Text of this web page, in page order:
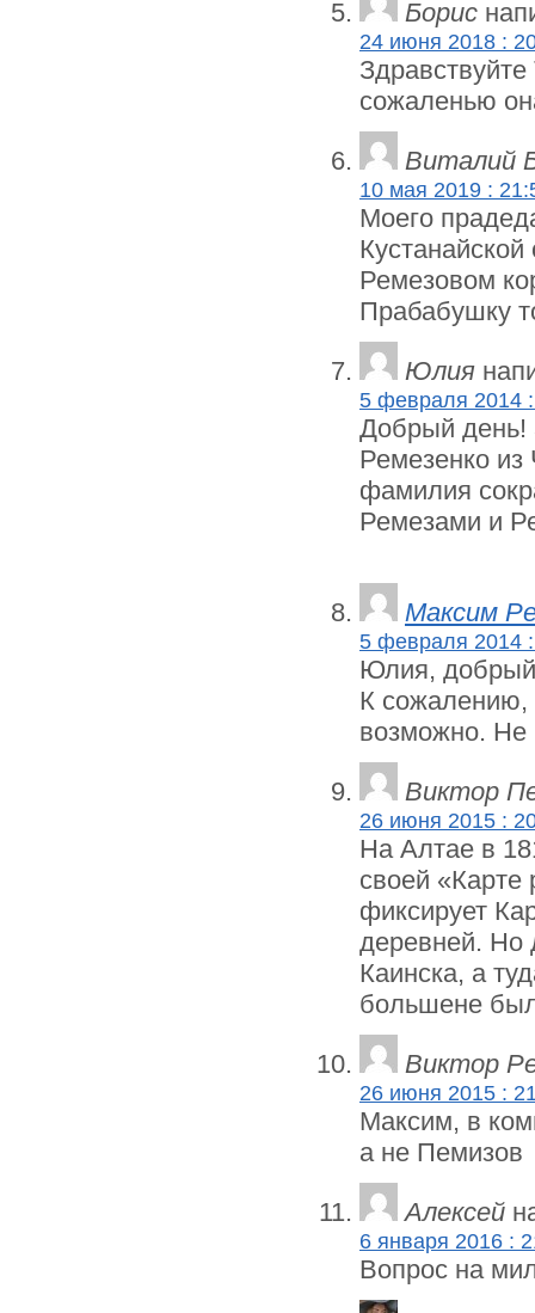
Борис
24 июня 2018 :
сожаленью
Виталий
10 мая 2019 :
Моего
Ремезовом
Прабабушку
Юлия
5 февраля 2014
Добрый
Ремезенко
фамилия
Ремезами и
Максим
5 февраля 2014
Юлия,
К сожалению,
возможно. Не
Виктор
26 июня 2015 :
На Алтае в
своей «Карте
фиксирует
деревней. Но
Каинска, а
большене
Виктор
26 июня 2015 :
Максим, в
а не Пемизов
Алексей
6 января 2016 :
Вопрос на